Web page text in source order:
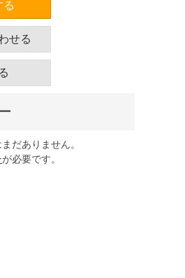
る
せる
だありません。
が必要です。